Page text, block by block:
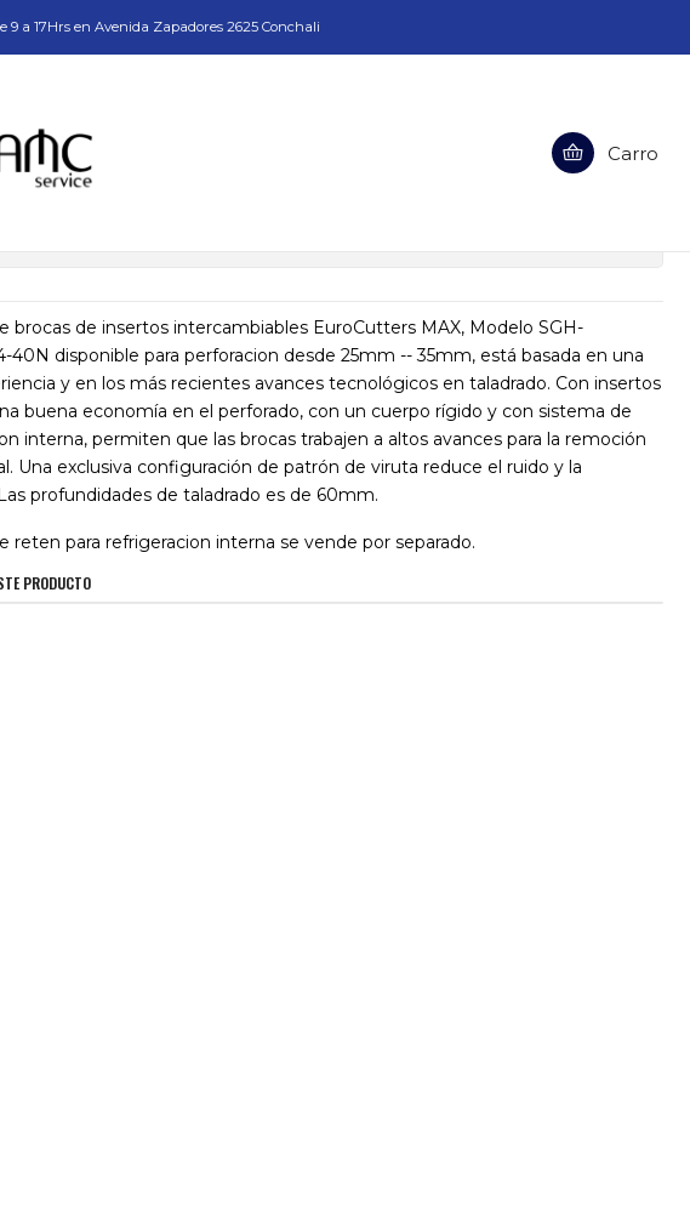
Carro
9 a 17Hrs en Avenida Zapadores 2625 Conchali
Inserto 25mm a 35mm SGH-20MMMT4-40N
brocas de insertos intercambiables EuroCutters MAX, Modelo SGH-
40N disponible para perforacion desde 25mm -- 35mm, está basada en una
y en los más recientes avances tecnológicos en taladrado. Con insertos
buena economía en el perforado, con un cuerpo rígido y con sistema de
interna, permiten que las brocas trabajen a altos avances para la remoción
Una exclusiva configuración de patrón de viruta reduce el ruido y la
profundidades de taladrado es de 60mm.
reten para refrigeracion interna se vende por separado.
PRODUCTO